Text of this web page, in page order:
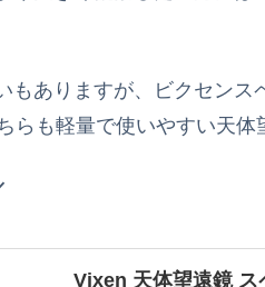
もありますが、ビクセン
らも軽量で使いやすい天体
Vixen 天体望遠鏡 ス